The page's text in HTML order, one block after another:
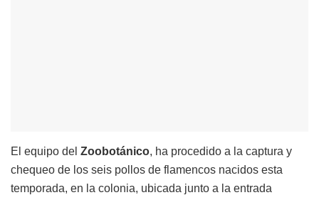
El equipo del Zoobotánico, ha procedido a la captura y
chequeo de los seis pollos de flamencos nacidos esta
temporada, en la colonia, ubicada junto a la entrada